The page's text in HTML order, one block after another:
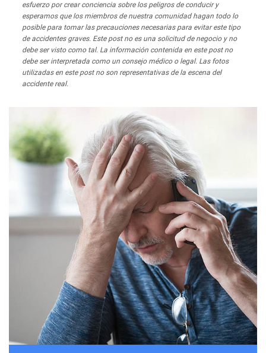
esfuerzo por crear conciencia sobre los peligros de conducir y
esperamos que los miembros de nuestra comunidad hagan todo lo
posible para tomar las precauciones necesarias para evitar este tipo
de accidentes graves. Este post no es una solicitud de negocio y no
debe ser visto como tal. La información contenida en este post no
debe ser interpretada como un consejo médico o legal. Las fotos
utilizadas en este post no son representativas de la escena del
accidente real.